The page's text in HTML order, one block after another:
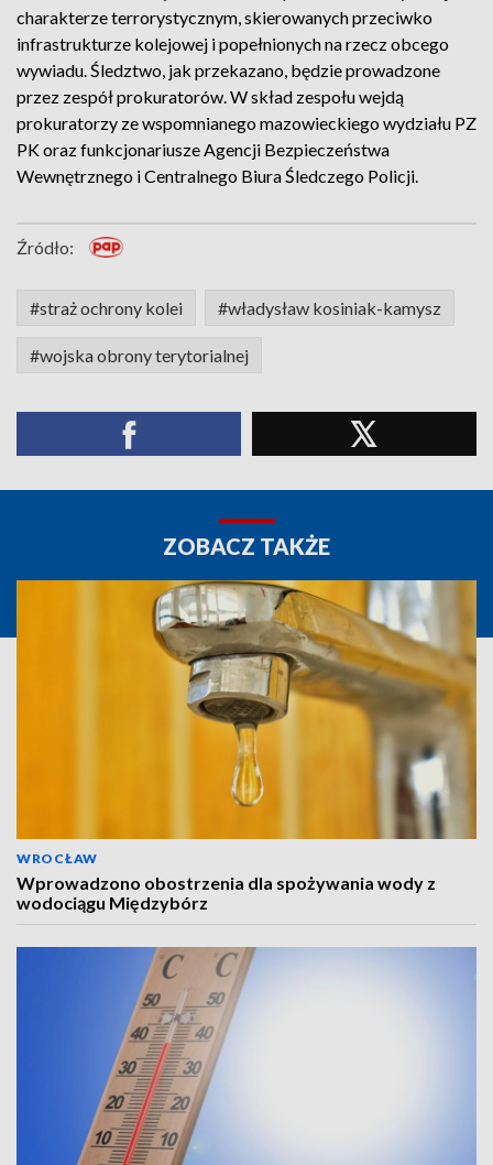
charakterze terrorystycznym, skierowanych przeciwko
infrastrukturze kolejowej i popełnionych na rzecz obcego
wywiadu. Śledztwo, jak przekazano, będzie prowadzone
przez zespół prokuratorów. W skład zespołu wejdą
prokuratorzy ze wspomnianego mazowieckiego wydziału PZ
PK oraz funkcjonariusze Agencji Bezpieczeństwa
Wewnętrznego i Centralnego Biura Śledczego Policji.
Źródło:
#straż ochrony kolei #władysław kosiniak-kamysz
#wojska obrony terytorialnej
ZOBACZ TAKŻE
WROCŁAW
Wprowadzono obostrzenia dla spożywania wody z
wodociągu Międzybórz